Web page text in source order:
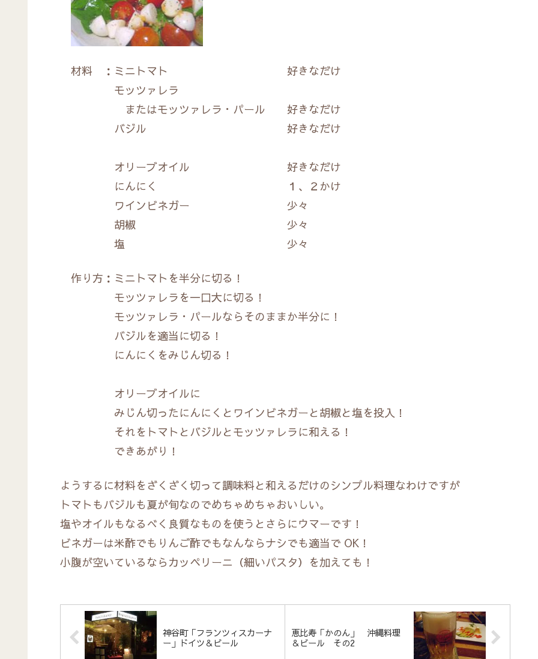
材料 ：ミニトマト 好きなだけ
モッツァレラ
またはモッツァレラ・パール 好きなだけ
バジル 好きなだけ
オリーブオイル 好きなだけ
にんにく １、２かけ
ワインビネガー 少々
胡椒 少々
塩 少々
作り方：ミニトマトを半分に切る！
モッツァレラを一口大に切る！
モッツァレラ・パールならそのままか半分に！
バジルを適当に切る！
にんにくをみじん切る！
オリーブオイルに
みじん切ったにんにくとワインビネガーと胡椒と塩を投入！
それをトマトとバジルとモッツァレラに和える！
できあがり！
ようするに材料をざくざく切って調味料と和えるだけのシンプル料理なわけですが
トマトもバジルも夏が旬なのでめちゃめちゃおいしい。
塩やオイルもなるべく良質なものを使うとさらにウマーです！
ビネガーは米酢でもりんご酢でもなんならナシでも適当で OK！
小腹が空いているならカッペリーニ（細いパスタ）を加えても！
神谷町「フランツィスカーナ
ー」ドイツ＆ビール
恵比寿「かのん」 沖縄料理
＆ビール その2